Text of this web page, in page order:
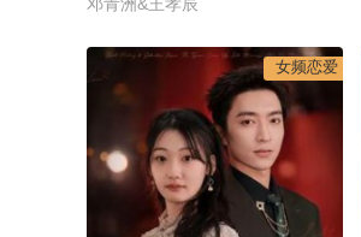
女频恋爱